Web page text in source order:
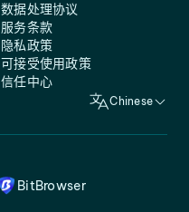
数据处理协议
服务条款
隐私政策
可接受使用政策
信任中心
Chinese
BitBrowser